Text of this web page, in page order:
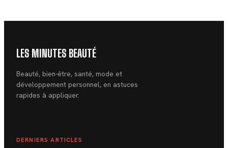
LES MINUTES BEAUTÉ
Beauté, bien-être, santé, mode et
développement personnel, en astuces
rapides à appliquer.
DERNIERS ARTICLES